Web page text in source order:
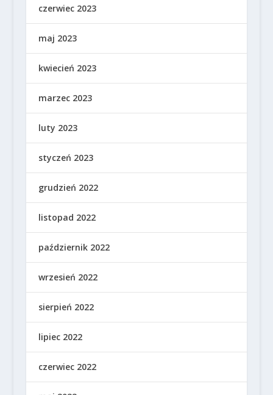
czerwiec 2023
maj 2023
kwiecień 2023
marzec 2023
luty 2023
styczeń 2023
grudzień 2022
listopad 2022
październik 2022
wrzesień 2022
sierpień 2022
lipiec 2022
czerwiec 2022